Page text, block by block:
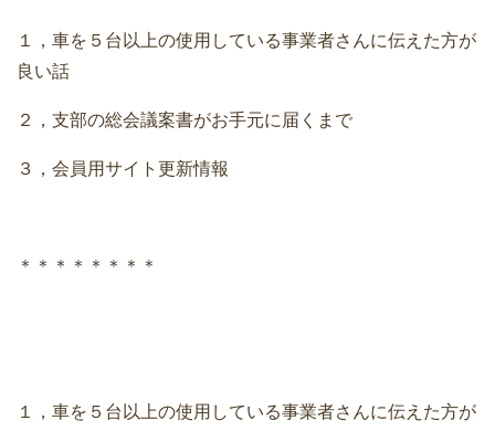
１，車を５台以上の使用している事業者さんに伝えた方が
良い話
２，支部の総会議案書がお手元に届くまで
３，会員用サイト更新情報
＊＊＊＊＊＊＊＊
１，車を５台以上の使用している事業者さんに伝えた方が